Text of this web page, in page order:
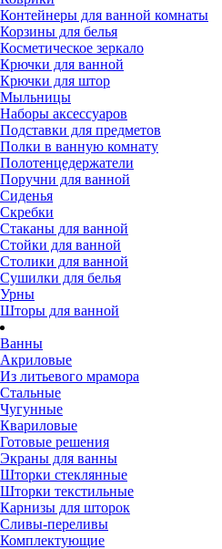
Контейнеры для ванной комнаты
Корзины для белья
Косметическое зеркало
Крючки для ванной
Крючки для штор
Мыльницы
Наборы аксессуаров
Подставки для предметов
Полки в ванную комнату
Полотенцедержатели
Поручни для ванной
Сиденья
Скребки
Стаканы для ванной
Стойки для ванной
Столики для ванной
Сушилки для белья
Урны
Шторы для ванной
Ванны
Акриловые
Из литьевого мрамора
Стальные
Чугунные
Квариловые
Готовые решения
Экраны для ванны
Шторки стеклянные
Шторки текстильные
Карнизы для шторок
Сливы-переливы
Комплектующие